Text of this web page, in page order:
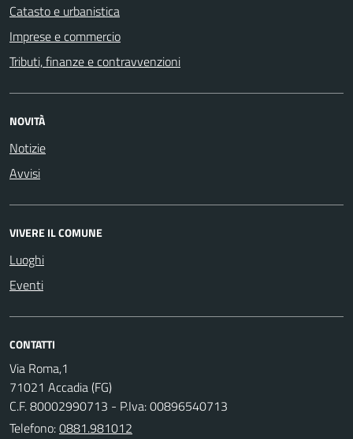
Catasto e urbanistica
Imprese e commercio
Tributi, finanze e contravvenzioni
NOVITÀ
Notizie
Avvisi
VIVERE IL COMUNE
Luoghi
Eventi
CONTATTI
Via Roma,1
71021 Accadia (FG)
C.F. 80002990713 - P.Iva: 00896540713
Telefono:0881.981012